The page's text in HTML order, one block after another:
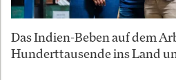
Das Indien-Beben auf dem
Hunderttausende ins Land